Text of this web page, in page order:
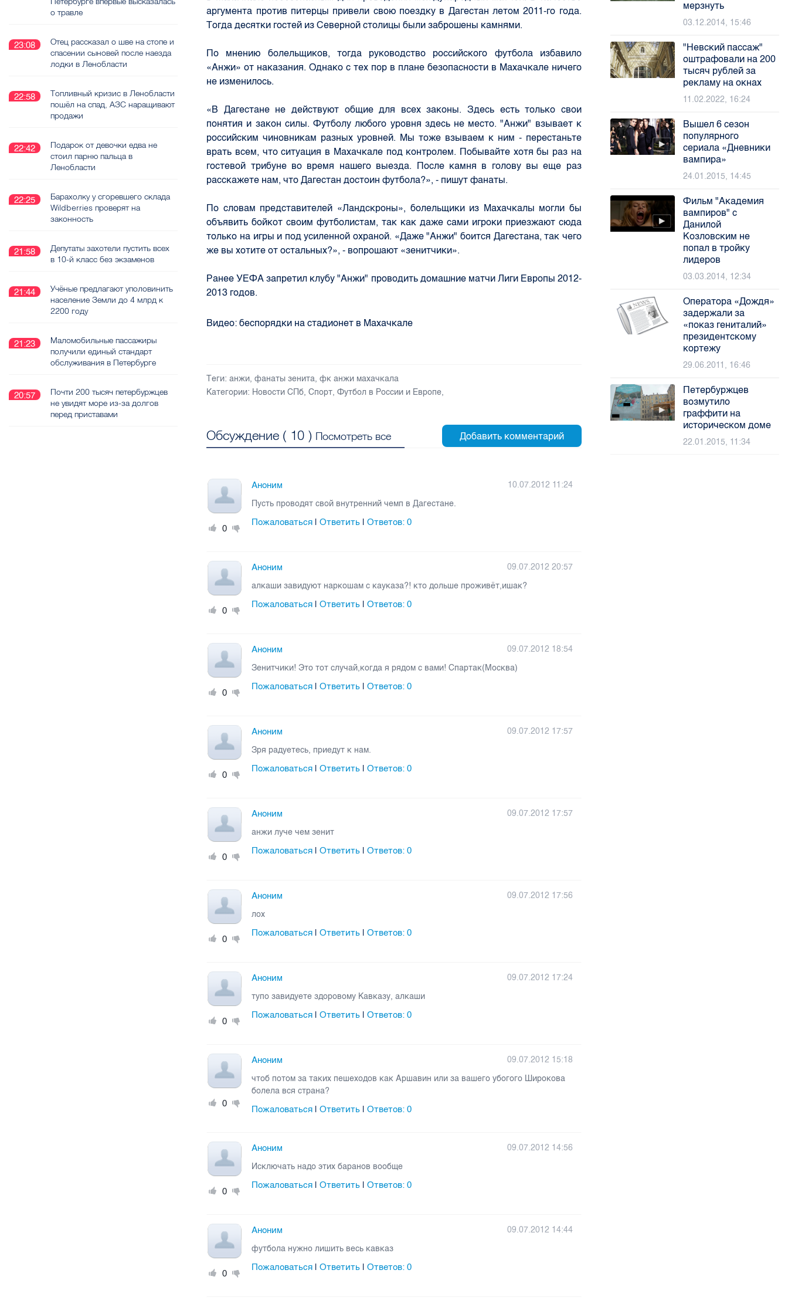
аргумента против питерцы привели свою поездку в Дагестан летом 2011-го года.
Тогда десятки гостей из Северной столицы были заброшены камнями.
По мнению болельщиков, тогда руководство российского футбола избавило
«Анжи» от наказания. Однако с тех пор в плане безопасности в Махачкале ничего
не изменилось.
«В Дагестане не действуют общие для всех законы. Здесь есть только свои
понятия и закон силы. Футболу любого уровня здесь не место. "Анжи" взывает к
российским чиновникам разных уровней. Мы тоже взываем к ним - перестаньте
врать всем, что ситуация в Махачкале под контролем. Побывайте хотя бы раз на
гостевой трибуне во время нашего выезда. После камня в голову вы еще раз
расскажете нам, что Дагестан достоин футбола?», - пишут фанаты.
По словам представителей «Ландскроны», болельщики из Махачкалы могли бы
объявить бойкот своим футболистам, так как даже сами игроки приезжают сюда
только на игры и под усиленной охраной. «Даже "Анжи" боится Дагестана, так чего
же вы хотите от остальных?», - вопрошают «зенитчики».
Ранее УЕФА запретил клубу "Анжи" проводить домашние матчи Лиги Европы 2012-
2013 годов.
Видео: беспорядки на стадионет в Махачкале
Теги: анжи,фанаты зенита,фк анжи махачкала
Категории: Новости СПб,Спорт,Футбол в России и Европе,
Обсуждение ( 10 ) Посмотреть все
0
Аноним
10.07.2012 11:24
Пусть проводят свой внутренний чемп в Дагестане.
Пожаловаться |Ответить |Ответов:0
0
Аноним
09.07.2012 20:57
алкаши завидуют наркошам с кауказа?! кто дольше проживёт,ишак?
Пожаловаться |Ответить |Ответов:0
0
Аноним
09.07.2012 18:54
Зенитчики! Это тот случай,когда я рядом с вами! Спартак(Москва)
Пожаловаться |Ответить |Ответов:0
0
Аноним
09.07.2012 17:57
Зря радуетесь, приедут к нам.
Пожаловаться |Ответить |Ответов:0
0
Аноним
09.07.2012 17:57
анжи луче чем зенит
Пожаловаться |Ответить |Ответов:0
0
Аноним
09.07.2012 17:56
лох
Пожаловаться |Ответить |Ответов:0
0
Аноним
09.07.2012 17:24
тупо завидуете здоровому Кавказу, алкаши
Пожаловаться |Ответить |Ответов:0
0
Аноним
09.07.2012 15:18
чтоб потом за таких пешеходов как Аршавин или за вашего убогого Широкова
болела вся страна?
Пожаловаться |Ответить |Ответов:0
0
Аноним
09.07.2012 14:56
Исключать надо этих баранов вообще
Пожаловаться |Ответить |Ответов:0
0
Аноним
09.07.2012 14:44
футбола нужно лишить весь кавказ
Пожаловаться |Ответить |Ответов:0
о травле
23:08
Отец рассказал о шве на стопе и
спасении сыновей после наезда
лодки в Ленобласти
22:58
Топливный кризис в Ленобласти
пошёл на спад, АЗС наращивают
продажи
22:42
Подарок от девочки едва не
стоил парню пальца в
Ленобласти
22:25
Барахолку у сгоревшего склада
Wildberries проверят на
законность
21:58
Депутаты захотели пустить всех
в 10-й класс без экзаменов
21:44
Учёные предлагают уполовинить
население Земли до 4 млрд к
2200 году
21:23
Маломобильные пассажиры
получили единый стандарт
обслуживания в Петербурге
20:57
Почти 200 тысяч петербуржцев
не увидят море из-за долгов
перед приставами
мерзнуть
03.12.2014, 15:46
"Невский пассаж"
оштрафовали на 200
тысяч рублей за
рекламу на окнах
11.02.2022, 16:24
Вышел 6 сезон
популярного
сериала «Дневники
вампира»
24.01.2015, 14:45
Фильм "Академия
вампиров" с
Данилой
Козловским не
попал в тройку
лидеров
03.03.2014, 12:34
Оператора «Дождя»
задержали за
«показ гениталий»
президентскому
кортежу
29.06.2011, 16:46
Петербуржцев
возмутило
граффити на
историческом доме
22.01.2015, 11:34